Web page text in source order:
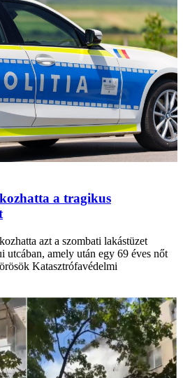
a tragikus
azt a szombati lakástüzet
utcában, amely után egy 69 éves nőt
Katasztrófavédelmi